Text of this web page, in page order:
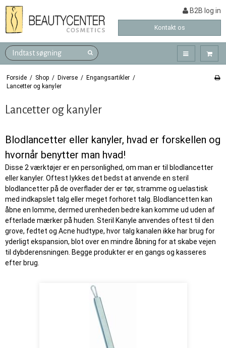
B2B log in
Kontakt os
Forside / Shop / Diverse / Engangsartikler /
Lancetter og kanyler
Lancetter og kanyler
Blodlancetter eller kanyler, hvad er forskellen og
hvornår benytter man hvad!
Disse 2 værktøjer er en personlighed, om man er til blodlancetter
eller kanyler. Oftest lykkes det bedst at anvende en steril
blodlancetter på de overflader der er tør, stramme og uelastisk
med indkapslet talg eller meget forhoret talg. Blodlancetten kan
åbne en lomme, dermed urenheden bedre kan komme ud uden af
efterlade mærker på huden. Steril Kanyle anvendes oftest til den
grove, fedtet og Acne hudtype, hvor talg kanalen ikke har brug for
yderligt ekspansion, blot over en mindre åbning for at skabe vejen
til dybderensningen. Begge produkter er en gangs og kasseres
efter brug.